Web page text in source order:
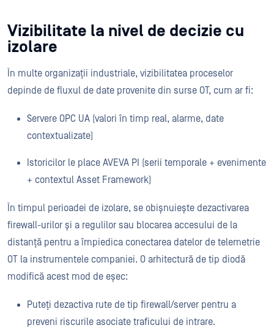
Vizibilitate la nivel de decizie cu
izolare
În multe organizații industriale, vizibilitatea proceselor
depinde de fluxul de date provenite din surse OT, cum ar fi:
Servere OPC UA (valori în timp real, alarme, date
contextualizate)
Istoricilor le place AVEVA PI (serii temporale + evenimente
+ contextul Asset Framework)
În timpul perioadei de izolare, se obișnuiește dezactivarea
firewall-urilor și a regulilor sau blocarea accesului de la
distanță pentru a împiedica conectarea datelor de telemetrie
OT la instrumentele companiei. O arhitectură de tip diodă
modifică acest mod de eșec:
Puteți dezactiva rute de tip firewall/server pentru a
preveni riscurile asociate traficului de intrare.